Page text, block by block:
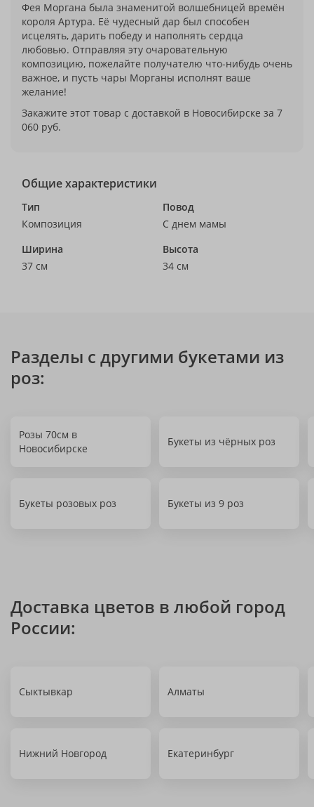
Фея Моргана была знаменитой волшебницей времён
короля Артура. Её чудесный дар был способен
исцелять, дарить победу и наполнять сердца
любовью. Отправляя эту очаровательную
композицию, пожелайте получателю что-нибудь очень
важное, и пусть чары Морганы исполнят ваше
желание!
Закажите этот товар с доставкой в Новосибирске за 7
060 руб.
Общие характеристики
Тип
Композиция
Повод
С днем мамы
Ширина
37 см
Высота
34 см
Разделы с другими букетами из
роз:
Розы 70см в
Новосибирске
Букеты из чёрных роз
Букеты розовых роз Букеты из 9 роз
Доставка цветов в любой город
России:
Сыктывкар Алматы
Нижний Новгород Екатеринбург